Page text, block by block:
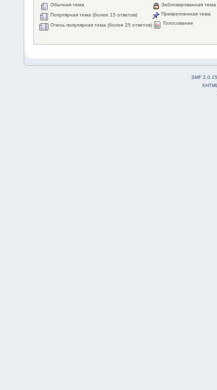
Обычная тема
Популярная тема (более 15 ответов)
Очень популярная тема (более 25 ответов)
Заблокированная тема
Прикрепленная тема
Голосование
SMF 2.0.15